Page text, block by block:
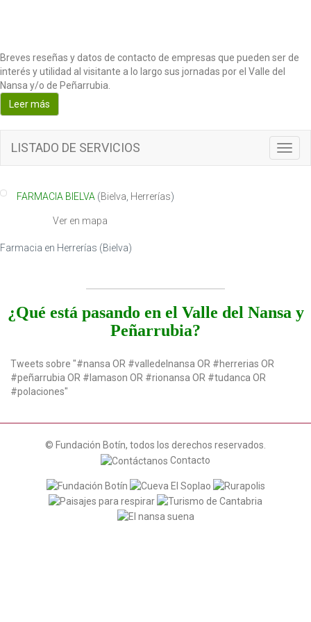
Breves reseñas y datos de contacto de empresas que pueden ser de
interés y utilidad al visitante a lo largo sus jornadas por el Valle del
Nansa y/o de Peñarrubia.
Leer más
LISTADO DE SERVICIOS
FARMACIA BIELVA (Bielva Herrerías)
Ver en mapa
Farmacia en Herrerías (Bielva)
¿Qué está pasando en el Valle del Nansa y
Peñarrubia?
Tweets sobre "#nansa OR #valledelnansa OR #herrerias OR
#peñarrubia OR #lamason OR #rionansa OR #tudanca OR
#polaciones"
© Fundación Botín, todos los derechos reservados.
Contacto